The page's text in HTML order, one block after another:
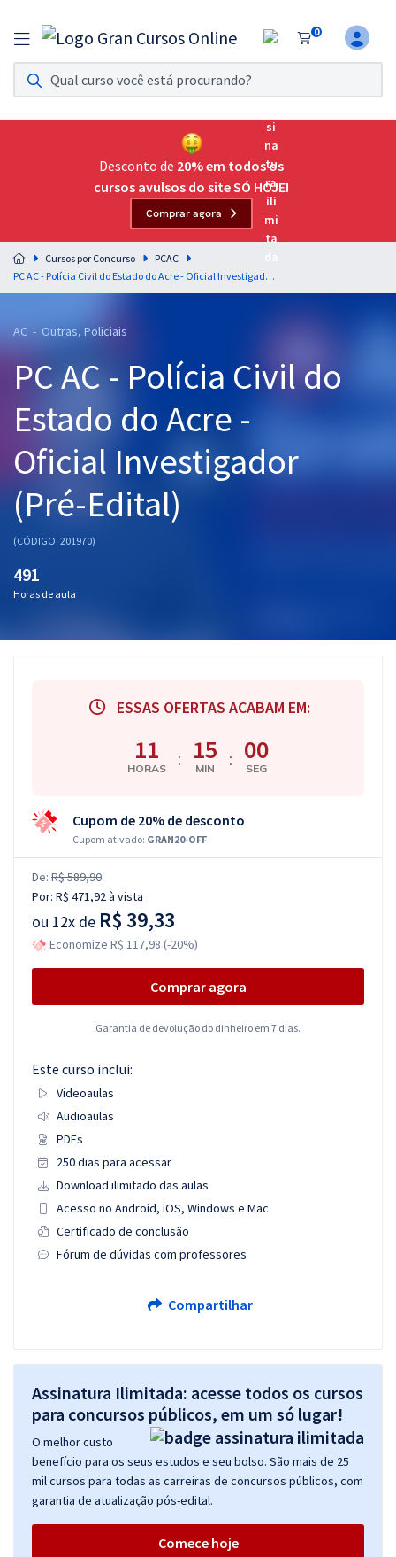
0
Assinatura Ilimitada 11
Acesso a todos os cursos. Teste grátis por 7 dias!
Assinatura OAB Até Passar
Acesso ilimitado a toda preparação para o Exame da
Residências Multiprofissionais
Preparação completa e intensiva para as principais
residências em saúde do Brasil
Cursos 20% OFF
Pós
Graduação
OAB
Questões grátis
Desconto de 20% em todos os
cursos avulsos do site SÓ HOJE!
Comprar agora
Cursos por Concurso
PCAC
PC AC - Polícia Civil do Estado do Acre - Oficial Investigador (Pré-Edital)
AC - Outras, Policiais
PC AC - Polícia Civil do
Estado do Acre -
Oficial Investigador
(Pré-Edital)
(CÓDIGO: 201970)
491
Horas de aula
ESSAS OFERTAS ACABAM EM:
11
HORAS : 15
MIN : 00
SEG
Cupom de 20% de desconto
Cupom ativado: GRAN20-OFF
De: R$ 589,90
Por: R$ 471,92à vista
ou 12x de R$ 39,33
Economize R$ 117,98 (-20%)
Comprar agora
Garantia de devolução do dinheiro em 7 dias.
Este curso inclui:
Videoaulas
Audioaulas
PDFs
250 dias para acessar
Download ilimitado das aulas
Acesso no Android, iOS, Windows e Mac
Certificado de conclusão
Fórum de dúvidas com professores
Compartilhar
Assinatura Ilimitada: acesse todos os cursos
para concursos públicos, em um só lugar!
O melhor custo
benefício para os seus estudos e seu bolso. São mais de 25
mil cursos para todas as carreiras de concursos públicos, com
garantia de atualização pós-edital.
Comece hoje